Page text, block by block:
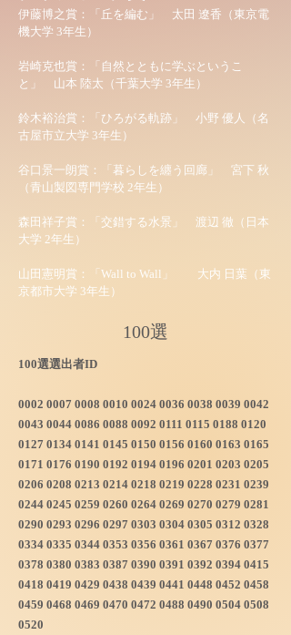
伊藤博之賞：
丘を編む」 太田 遼香（東京電
機大学 3年生）
岩崎克也賞：
自然とともに学ぶというこ
と」 山本 陸太（千葉大学 3年生）
鈴木裕治賞：
ひろがる軌跡」 小野 優人（名
古屋市立大学 3年生）
谷口景一朗賞：
暮らしを纏う回廊」 宮下 秋
（青山製図専門学校 2年生）
森田祥子賞：
交錯する水景」 渡辺 徹（日本
大学 2年生）
山田憲明賞：
Wall to Wall」 大内 日葉（東
京都市大学 3年生）
100選
100選選出者ID
0002 0007 0008 0010 0024 0036 0038 0039 0042
0043 0044 0086 0088 0092 0111 0115 0188 0120
0127 0134 0141 0145 0150 0156 0160 0163 0165
0171 0176 0190 0192 0194 0196 0201 0203 0205
0206 0208 0213 0214 0218 0219 0228 0231 0239
0244 0245 0259 0260 0264 0269 0270 0279 0281
0290 0293 0296 0297 0303 0304 0305 0312 0328
0334 0335 0344 0353 0356 0361 0367 0376 0377
0378 0380 0383 0387 0390 0391 0392 0394 0415
0418 0419 0429 0438 0439 0441 0448 0452 0458
0459 0468 0469 0470 0472 0488 0490 0504 0508
0520